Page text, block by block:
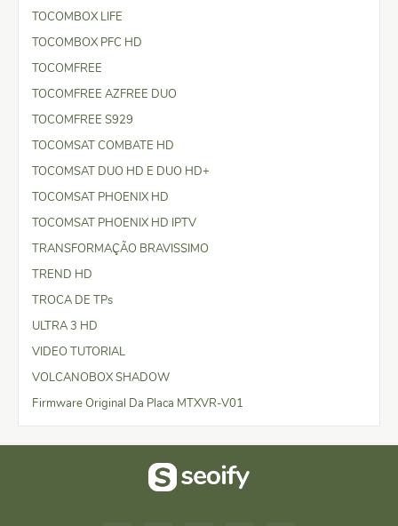
TOCOMBOX LIFE
TOCOMBOX PFC HD
TOCOMFREE
TOCOMFREE AZFREE DUO
TOCOMFREE S929
TOCOMSAT COMBATE HD
TOCOMSAT DUO HD E DUO HD+
TOCOMSAT PHOENIX HD
TOCOMSAT PHOENIX HD IPTV
TRANSFORMAÇÃO BRAVISSIMO
TREND HD
TROCA DE TPs
ULTRA 3 HD
VIDEO TUTORIAL
VOLCANOBOX SHADOW
Firmware Original Da Placa MTXVR-V01